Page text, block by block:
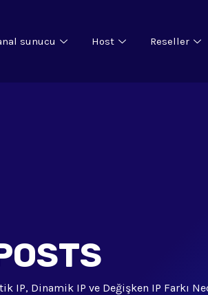
sunucu Host Reseller
IP, Dinamik IP ve Değişken IP Farkı